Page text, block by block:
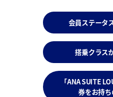
会員ステータ
搭乗クラス
「ANA SUITE
券をお持